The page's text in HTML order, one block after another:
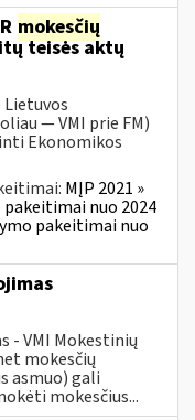
mokesčių
teisės aktų
— VMI prie FM)
Ekonomikos
MĮP 2021 »
nuo 2024
pakeitimai nuo
- VMI Mokestinių
mokesčių
asmuo) gali
mokesčius...